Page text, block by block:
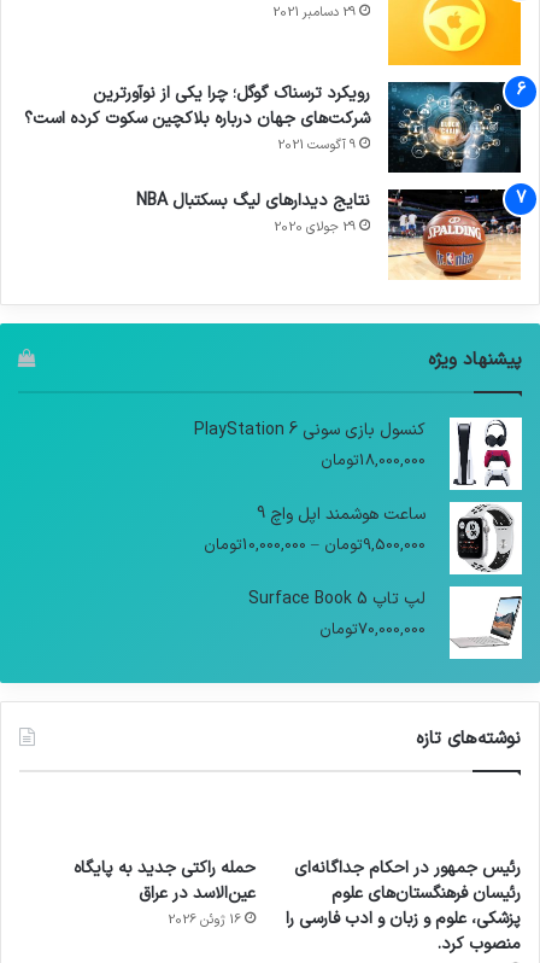
29 دسامبر 2021
رویکرد ترسناک گوگل؛ چرا یکی از نوآورترین
شرکت‌های جهان درباره بلاکچین سکوت کرده است؟
9 آگوست 2021
نتایج دیدار‌های لیگ بسکتبال NBA
29 جولای 2020
پیشنهاد ویژه
کنسول بازی سونی PlayStation 6
18,000,000تومان
ساعت هوشمند اپل واچ 9
9,500,000تومان –
10,000,000تومان
لپ تاپ Surface Book 5
70,000,000تومان
نوشته‌های تازه
رئیس جمهور در احکام جداگانه‌ای
رئیسان فرهنگستان‌های علوم
پزشکی، علوم و زبان و ادب فارسی را
منصوب کرد.
حمله راکتی جدید به پایگاه
عین‌الاسد در عراق
16 ژوئن 2026